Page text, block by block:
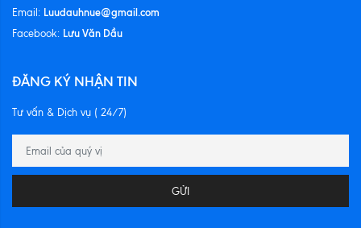
Email: Luudauhnue@gmail.com
Facebook: Lưu Văn Dầu
ĐĂNG KÝ NHẬN TIN
Tư vấn & Dịch vụ ( 24/7)
GỬI